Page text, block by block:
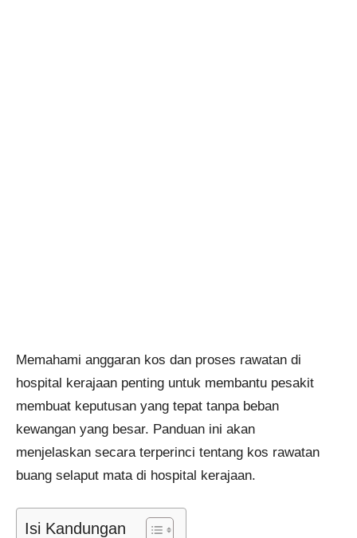
Memahami anggaran kos dan proses rawatan di
hospital kerajaan penting untuk membantu pesakit
membuat keputusan yang tepat tanpa beban
kewangan yang besar. Panduan ini akan
menjelaskan secara terperinci tentang kos rawatan
buang selaput mata di hospital kerajaan.
Isi Kandungan